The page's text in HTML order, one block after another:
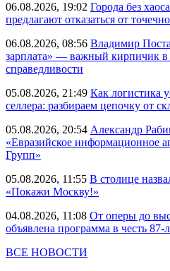
06.08.2026, 19:02 Города без
предлагают отказаться от
06.08.2026, 08:56 Владимир
зарплата» — важный кирпичик в
справедливости
05.08.2026, 21:49 Как логистика
селлера: разбираем цепочку от
05.08.2026, 20:54 Александр
«Евразийское информационное
Групп»
05.08.2026, 11:55 В столице
«Покажи Москву!»
04.08.2026, 11:08 От оперы до
объявлена программа в честь
ВСЕ НОВОСТИ